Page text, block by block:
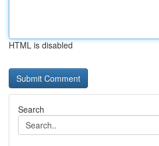
HTML is disabled
Search